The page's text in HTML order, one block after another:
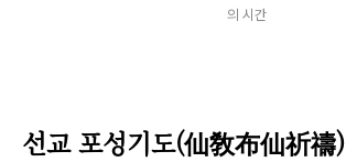
의 시간
선교 포성기도(仙敎布仙祈禱)